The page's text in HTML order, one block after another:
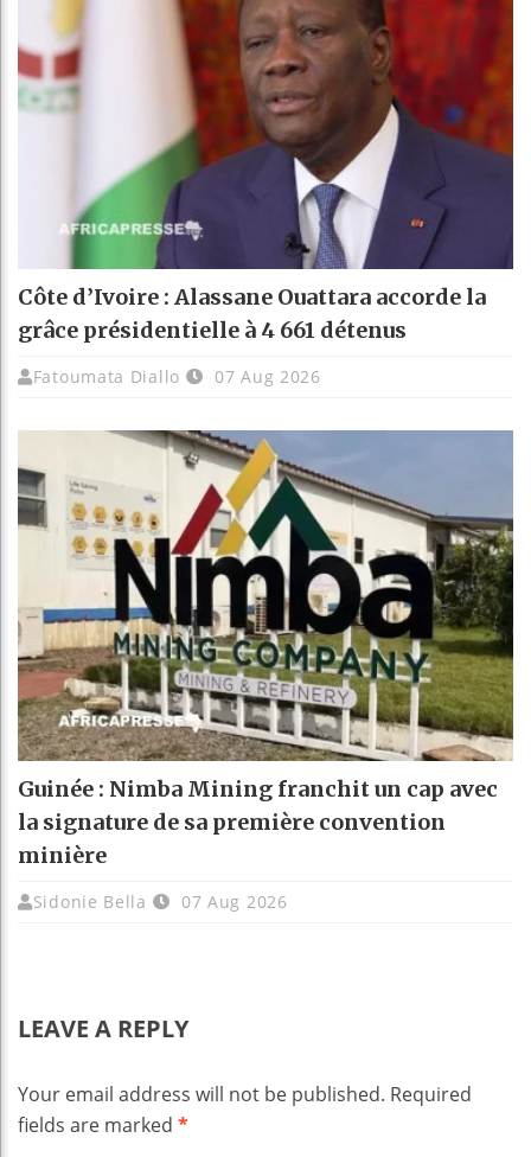
Côte d’Ivoire : Alassane Ouattara accorde la
grâce présidentielle à 4 661 détenus
Fatoumata Diallo 07 Aug 2026
Guinée : Nimba Mining franchit un cap avec
la signature de sa première convention
minière
Sidonie Bella 07 Aug 2026
LEAVE A REPLY
Your email address will not be published. Required
fields are marked *